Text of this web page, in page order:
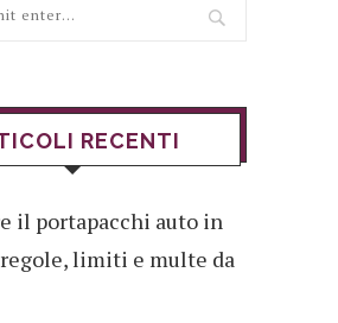
RECENTI
il portapacchi auto in
limiti e multe da